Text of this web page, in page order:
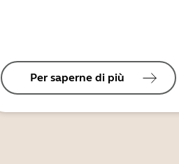
Per saperne di più